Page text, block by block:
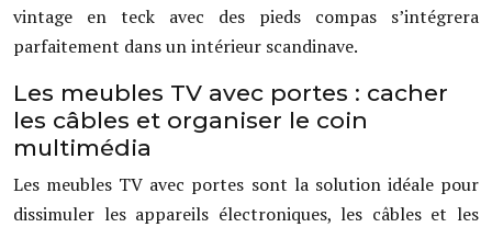
vintage en teck avec des pieds compas s’intégrera
parfaitement dans un intérieur scandinave.
Les meubles TV avec portes : cacher
les câbles et organiser le coin
multimédia
Les meubles TV avec portes sont la solution idéale pour
dissimuler les appareils électroniques, les câbles et les